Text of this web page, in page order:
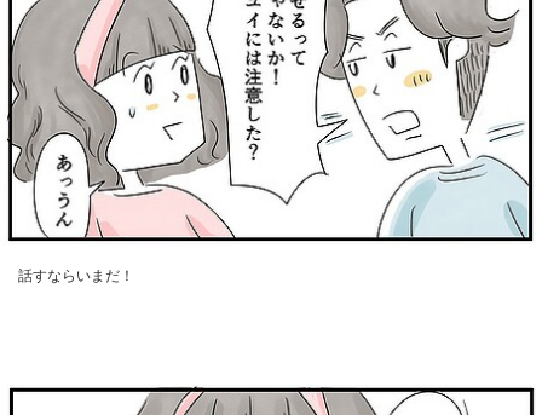
話すならいまだ！